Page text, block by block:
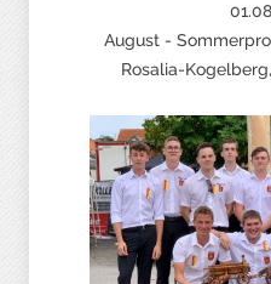
August -
Rosalia-